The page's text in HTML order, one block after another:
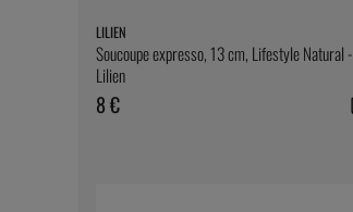
LILIEN
Soucoupe expresso, 13 cm, Lifestyle Natural -
Lilien
8 €